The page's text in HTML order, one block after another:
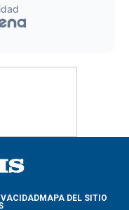
MAPA DEL SITIO